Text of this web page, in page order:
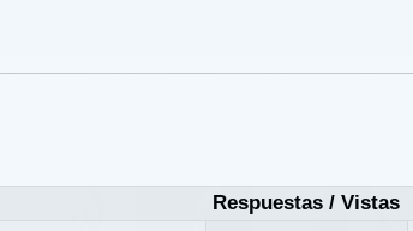
Respuestas /Vistas